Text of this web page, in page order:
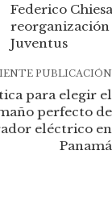
Federico
reorganización
Juventus
PUBLICACIÓN
para elegir el
perfecto de
eléctrico en
Panamá